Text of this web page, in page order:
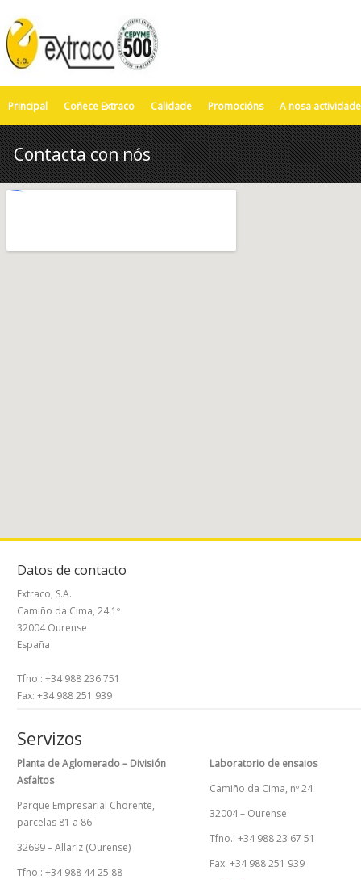
Principal Coñece Extraco Calidade Promocións A nosa actividade
Contacta con nós
Datos de contacto
Extraco, S.A.
Camiño da Cima, 24 1º
32004 Ourense
España
Tfno.: +34 988 236 751
Fax: +34 988 251 939
Servizos
Planta de Aglomerado – División
Asfaltos
Parque Empresarial Chorente,
parcelas 81 a 86
32699 – Allariz (Ourense)
Tfno.: +34 988 44 25 88
Laboratorio de ensaios
Camiño da Cima, nº 24
32004 – Ourense
Tfno.: +34 988 23 67 51
Fax: +34 988 251 939